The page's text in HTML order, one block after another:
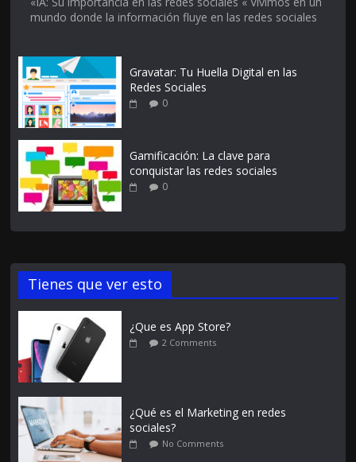
mundo donde la información fluye en las redes sociales
Gravatar: Tu Huella Digital en las
Redes Sociales
0
Gamificación: La clave para
conquistar las redes sociales
0
Tienes que ver esto
¿Que es App Store?
2 Comments
¿Qué es el Marketing en redes
sociales?
No Comments